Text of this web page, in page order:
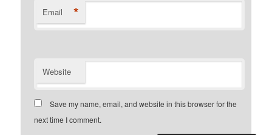
Email *
Website
Save my name, email, and website in this browser for the
next time I comment.